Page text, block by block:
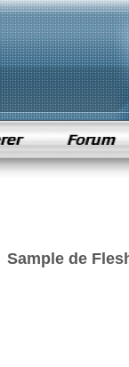
Sample de